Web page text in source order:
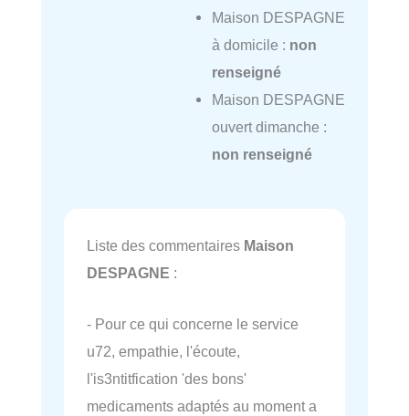
Maison DESPAGNE
à domicile : non
renseigné
Maison DESPAGNE
ouvert dimanche :
non renseigné
Liste des commentaires Maison
DESPAGNE :
- Pour ce qui concerne le service
u72, empathie, l'écoute,
l'is3ntitfication 'des bons'
medicaments adaptés au moment a